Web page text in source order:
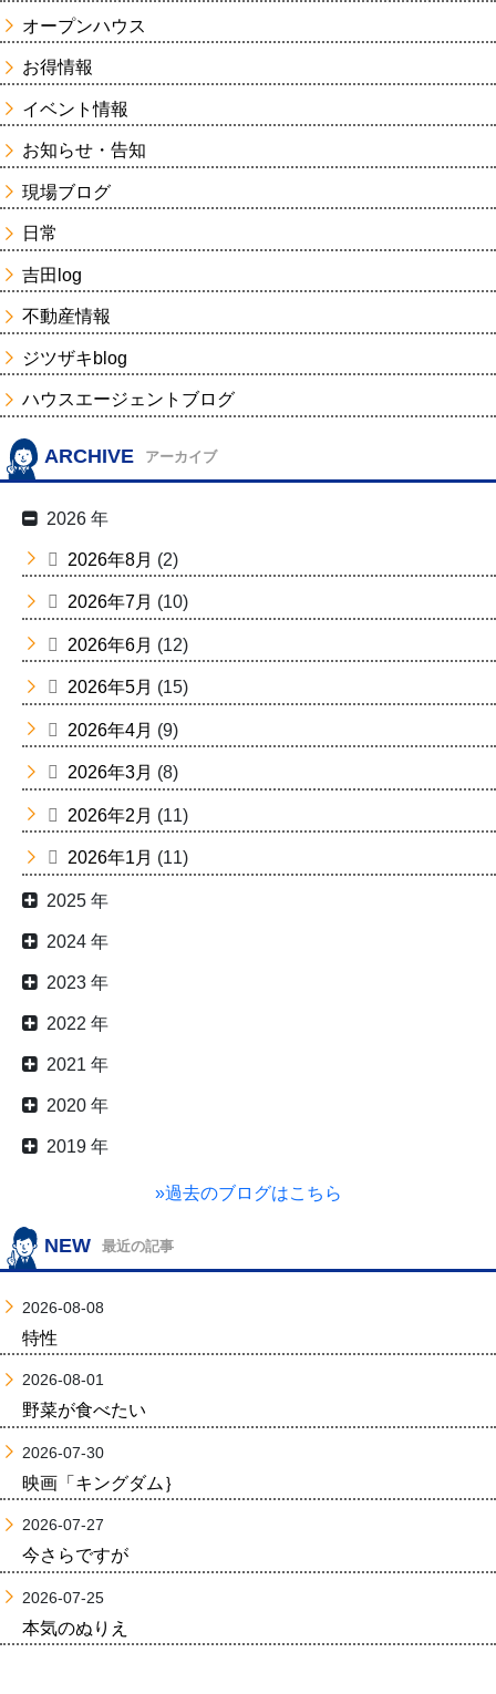
オープンハウス
お得情報
イベント情報
お知らせ・告知
現場ブログ
日常
吉田log
不動産情報
ジツザキblog
ハウスエージェントブログ
ARCHIVE アーカイブ
2026 年
2026年8月 (2)
2026年7月 (10)
2026年6月 (12)
2026年5月 (15)
2026年4月 (9)
2026年3月 (8)
2026年2月 (11)
2026年1月 (11)
2025 年
2024 年
2023 年
2022 年
2021 年
2020 年
2019 年
»過去のブログはこちら
NEW 最近の記事
2026-08-08
特性
2026-08-01
野菜が食べたい
2026-07-30
映画「キングダム｝
2026-07-27
今さらですが
2026-07-25
本気のぬりえ